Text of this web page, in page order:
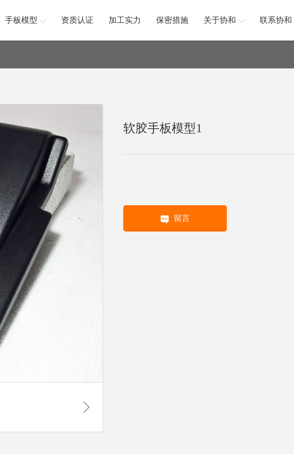
手板模型 资质认证 加工实力 保密措施 关于协和 联系协和
软胶手板模型1
留言